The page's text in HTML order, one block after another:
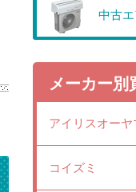
中古
メーカー別
アイリスオーヤ
コイズミ